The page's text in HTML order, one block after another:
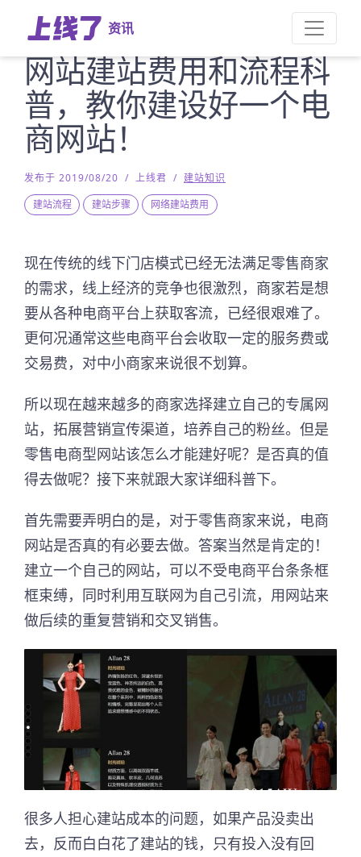
资讯
网站建站费用和流程科
普，教你建设好一个电
商网站！
发布于 2019/08/20 / 上线君 / 建站知识
建站流程
建站步骤 网络建站费用
现在传统的线下门店模式已经无法满足零售商家
的需求，线上经济的竞争也很激烈，商家若是想
要从各种电商平台上获取客流，已经很艰难了。
更何况通常这些电商平台会收取一定的服务费或
交易费，对中小商家来说很不划算。
所以现在越来越多的商家选择建立自己的专属网
站，拓展营销宣传渠道，培养自己的粉丝。但是
零售电商型网站该怎么才能建好呢？是否真的值
得去做呢？接下来就跟大家详细科普下。
首先需要弄明白的是，对于零售商家来说，电商
网站是否真的有必要去做。答案当然是肯定的！
建立一个自己的网站，可以不受电商平台条条框
框束缚，同时利用互联网为自己引流，用网站来
做后续的重复营销和交叉销售。
很多人担心建站成本的问题，如果产品没卖出
去，反而白白花了建站的钱，只有投入没有回